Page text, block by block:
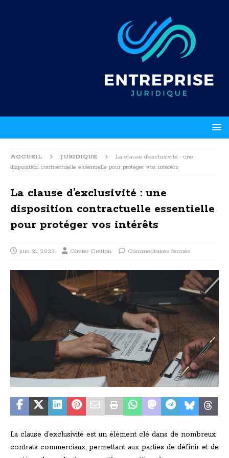
ACCUEIL JURIDIQUE
La clause d’exclusivité : une
disposition contractuelle essentielle pour protéger vos intérêts
La clause d’exclusivité : une
disposition contractuelle essentielle
pour protéger vos intérêts
juin 21, 2023 Olivier Cretton Commentaires fermés
La clause d’exclusivité est un élément clé dans de nombreux
contrats commerciaux, permettant aux parties de définir et de